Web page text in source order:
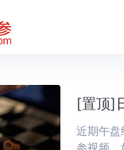
[置顶]
近期午盘
参视频